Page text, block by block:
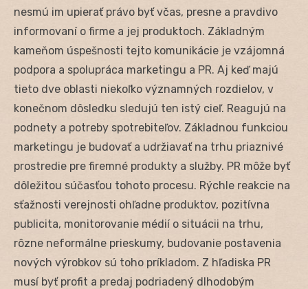
nesmú im upierať právo byť včas, presne a pravdivo
informovaní o firme a jej produktoch. Základným
kameňom úspešnosti tejto komunikácie je vzájomná
podpora a spolupráca marketingu a PR. Aj keď majú
tieto dve oblasti niekoľko významných rozdielov, v
konečnom dôsledku sledujú ten istý cieľ. Reagujú na
podnety a potreby spotrebiteľov. Základnou funkciou
marketingu je budovať a udržiavať na trhu priaznivé
prostredie pre firemné produkty a služby. PR môže byť
dôležitou súčasťou tohoto procesu. Rýchle reakcie na
sťažnosti verejnosti ohľadne produktov, pozitívna
publicita, monitorovanie médií o situácii na trhu,
rôzne neformálne prieskumy, budovanie postavenia
nových výrobkov sú toho príkladom. Z hľadiska PR
musí byť profit a predaj podriadený dlhodobým